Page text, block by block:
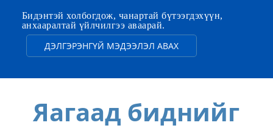
Бидэнтэй холбогдож, чанартай бүтээгдэхүүн,
анхааралтай үйлчилгээ аваарай.
ДЭЛГЭРЭНГҮЙ МЭДЭЭЛЭЛ АВАХ
Яагаад биднийг